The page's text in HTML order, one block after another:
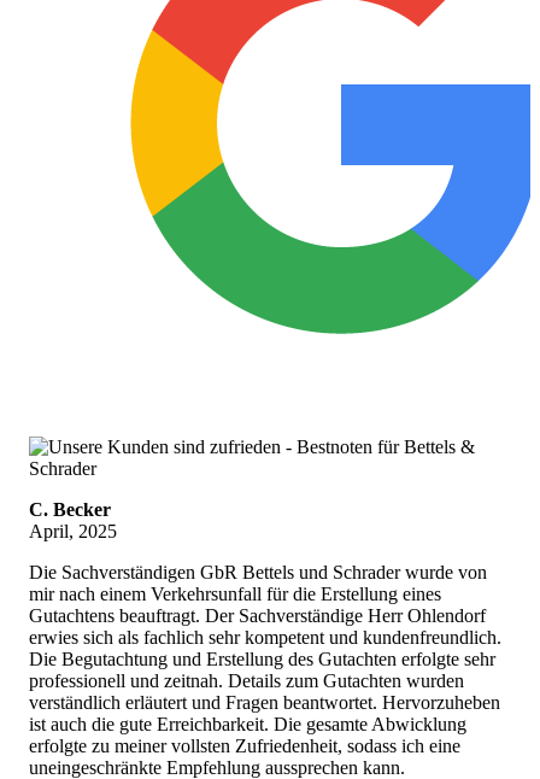
C. Becker
April, 2025
Die Sachverständigen GbR Bettels und Schrader wurde von
mir nach einem Verkehrsunfall für die Erstellung eines
Gutachtens beauftragt. Der Sachverständige Herr Ohlendorf
erwies sich als fachlich sehr kompetent und kundenfreundlich.
Die Begutachtung und Erstellung des Gutachten erfolgte sehr
professionell und zeitnah. Details zum Gutachten wurden
verständlich erläutert und Fragen beantwortet. Hervorzuheben
ist auch die gute Erreichbarkeit. Die gesamte Abwicklung
erfolgte zu meiner vollsten Zufriedenheit, sodass ich eine
uneingeschränkte Empfehlung aussprechen kann.